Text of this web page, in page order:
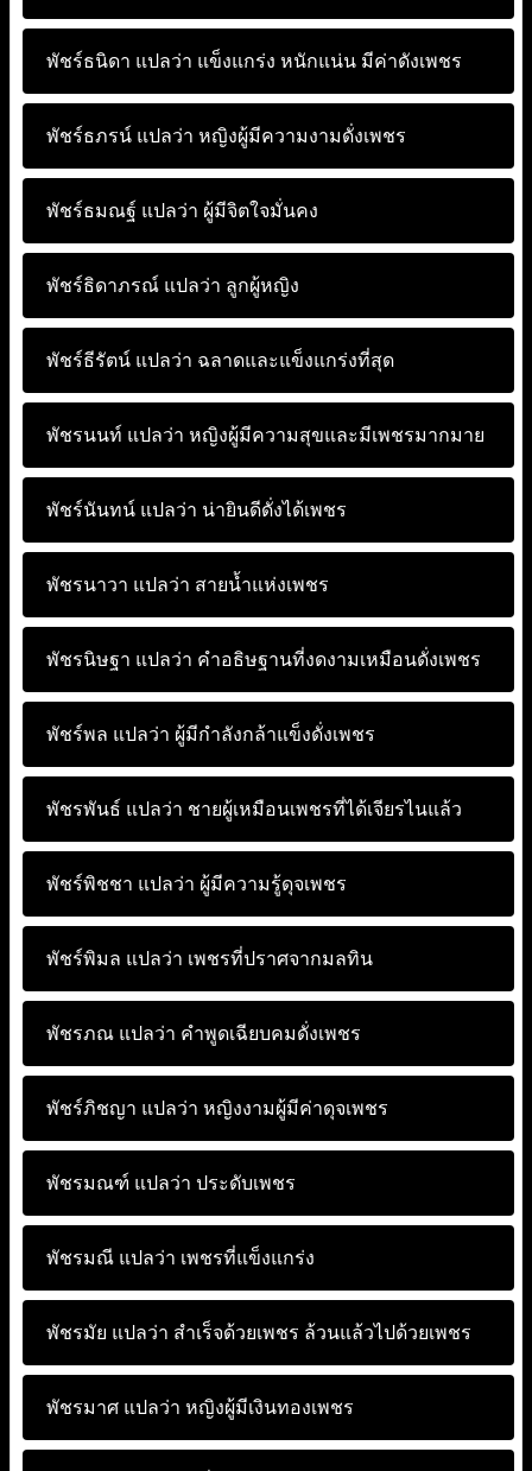
พัชร์ธนิดา แปลว่า แข็งแกร่ง หนักแน่น มีค่าดังเพชร
พัชร์ธภรน์ แปลว่า หญิงผู้มีความงามดั่งเพชร
พัชร์ธมณฐ์ แปลว่า ผู้มีจิตใจมั่นคง
พัชร์ธิดาภรณ์ แปลว่า ลูกผู้หญิง
พัชร์ธีรัตน์ แปลว่า ฉลาดและแข็งแกร่งที่สุด
พัชรนนท์ แปลว่า หญิงผู้มีความสุขและมีเพชรมากมาย
พัชร์นันทน์ แปลว่า น่ายินดีดั่งได้เพชร
พัชรนาวา แปลว่า สายน้ำแห่งเพชร
พัชรนิษฐา แปลว่า คำอธิษฐานที่งดงามเหมือนดั่งเพชร
พัชร์พล แปลว่า ผู้มีกำลังกล้าแข็งดั่งเพชร
พัชรพันธ์ แปลว่า ชายผู้เหมือนเพชรที่ได้เจียรไนแล้ว
พัชร์พิชชา แปลว่า ผู้มีความรู้ดุจเพชร
พัชร์พิมล แปลว่า เพชรที่ปราศจากมลทิน
พัชรภณ แปลว่า คำพูดเฉียบคมดั่งเพชร
พัชร์ภิชญา แปลว่า หญิงงามผู้มีค่าดุจเพชร
พัชรมณฑ์ แปลว่า ประดับเพชร
พัชรมณี แปลว่า เพชรที่แข็งแกร่ง
พัชรมัย แปลว่า สำเร็จด้วยเพชร ล้วนแล้วไปด้วยเพชร
พัชรมาศ แปลว่า หญิงผู้มีเงินทองเพชร